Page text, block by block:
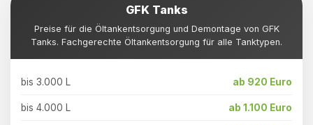
GFK Tanks
Preise für die Öltankentsorgung und Demontage von GFK
Tanks. Fachgerechte Öltankentsorgung für alle Tanktypen.
bis 3.000 L ab 920 Euro
bis 4.000 L ab 1.100 Euro